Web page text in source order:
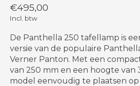
€495,00
Incl. btw
De Panthella 250 tafellamp is
versie van de populaire
Verner Panton. Met een
van 250 mm en een hoogte van
model eenvoudig te plaatsen